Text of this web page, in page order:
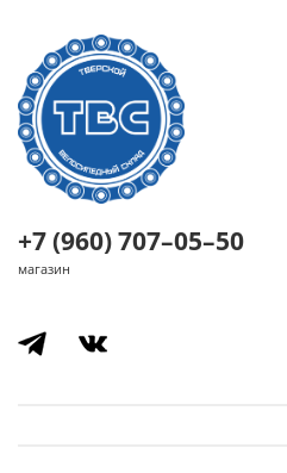
+7 (960) 707–05–50
магазин